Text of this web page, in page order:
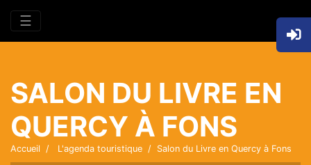
☰
SALON DU LIVRE EN
QUERCY À FONS
Accueil L'agenda touristique Salon du Livre en Quercy à Fons